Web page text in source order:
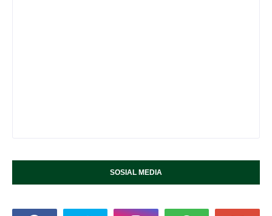
SOSIAL MEDIA